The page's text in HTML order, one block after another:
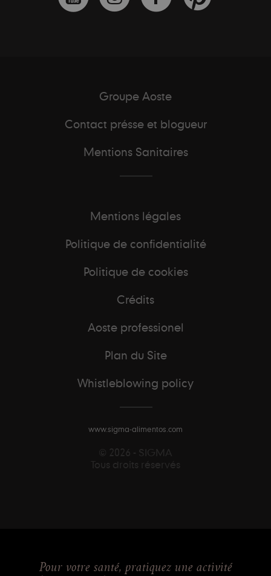
Groupe Aoste
Contact présse et blogueur
Mentions Sanitaires
Mentions légales
Politique de confidentialité
Politique de cookies
Crédits
Aoste professionel
Plan du Site
Whistleblowing policy
www.sigma-alimentos.com
© 2026 - SIGMA
Tous droits réservés
Pour votre santé, pratiquez une activité